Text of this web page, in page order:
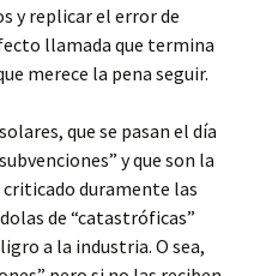
y replicar el error de
llamada que termina
merece la pena seguir.
que se pasan el día
y que son la
duramente las
de “catastróficas”
a la industria. O sea,